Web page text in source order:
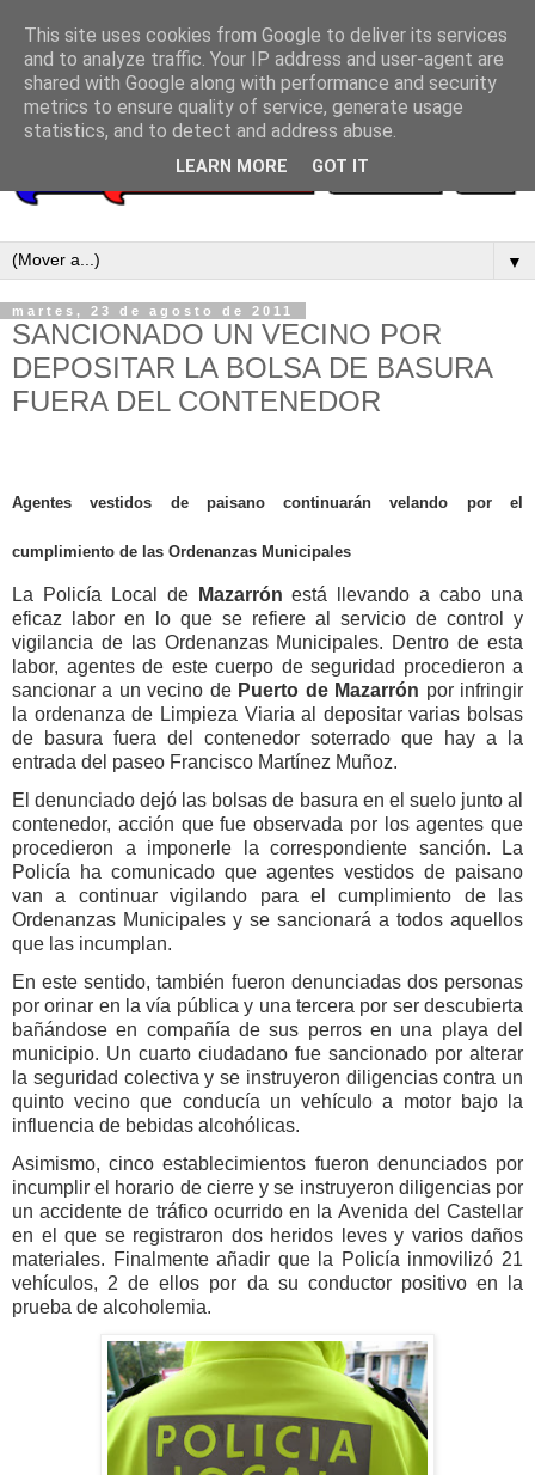
▼
martes, 23 de agosto de 2011
SANCIONADO UN VECINO POR
DEPOSITAR LA BOLSA DE BASURA
FUERA DEL CONTENEDOR
Agentes vestidos de paisano continuarán velando por el
cumplimiento de las Ordenanzas Municipales
La Policía Local de Mazarrón está llevando a cabo una
eficaz labor en lo que se refiere al servicio de control y
vigilancia de las Ordenanzas Municipales. Dentro de esta
labor, agentes de este cuerpo de seguridad procedieron a
sancionar a un vecino de Puerto de Mazarrón por infringir
la ordenanza de Limpieza Viaria al depositar varias bolsas
de basura fuera del contenedor soterrado que hay a la
entrada del paseo Francisco Martínez Muñoz.
El denunciado dejó las bolsas de basura en el suelo junto al
contenedor, acción que fue observada por los agentes que
procedieron a imponerle la correspondiente sanción. La
Policía ha comunicado que agentes vestidos de paisano
van a continuar vigilando para el cumplimiento de las
Ordenanzas Municipales y se sancionará a todos aquellos
que las incumplan.
En este sentido, también fueron denunciadas dos personas
por orinar en la vía pública y una tercera por ser descubierta
bañándose en compañía de sus perros en una playa del
municipio. Un cuarto ciudadano fue sancionado por alterar
la seguridad colectiva y se instruyeron diligencias contra un
quinto vecino que conducía un vehículo a motor bajo la
influencia de bebidas alcohólicas.
Asimismo, cinco establecimientos fueron denunciados por
incumplir el horario de cierre y se instruyeron diligencias por
un accidente de tráfico ocurrido en la Avenida del Castellar
en el que se registraron dos heridos leves y varios daños
materiales. Finalmente añadir que la Policía inmovilizó 21
vehículos, 2 de ellos por da su conductor positivo en la
prueba de alcoholemia.
This site uses cookies from Google to deliver its services
and to analyze traffic. Your IP address and user-agent are
shared with Google along with performance and security
metrics to ensure quality of service, generate usage
statistics, and to detect and address abuse.
LEARN MORE GOT IT